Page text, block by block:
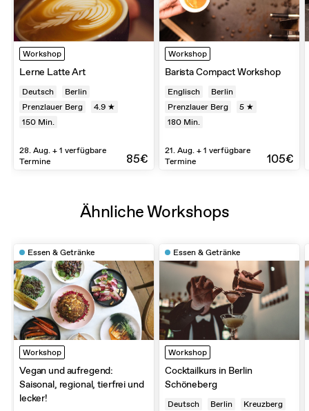
Workshop
Lerne Latte Art
Deutsch
Berlin
Prenzlauer Berg
4.9 ★
150 Min.
28. Aug. + 1 verfügbare
Termine
85€
Workshop
Barista Compact Workshop
Englisch
Berlin
Prenzlauer Berg
5 ★
180 Min.
21. Aug. + 1 verfügbare
Termine
105€
Ähnliche Workshops
Essen & Getränke
Workshop
Vegan und aufregend:
Saisonal, regional, tierfrei und
lecker!
Essen & Getränke
Workshop
Cocktailkurs in Berlin
Schöneberg
Deutsch Berlin
Kreuzberg